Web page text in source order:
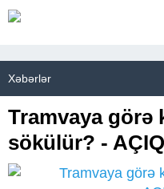
Xəbərlər
Tramvaya görə
sökülür? -